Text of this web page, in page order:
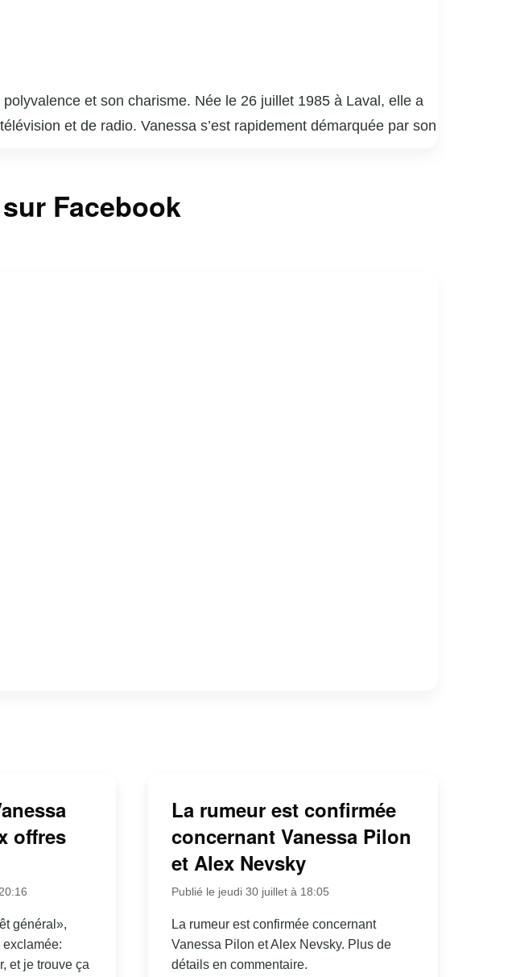
et son charisme. Née le 26 juillet 1985 à Laval, elle a
et de radio. Vanessa s’est rapidement démarquée par son
d’animatrice, Vanessa Pilon est également reconnue pour son
Facebook
offres
général»,
exclamée:
et je trouve ça
La rumeur est confirmée
concernant Vanessa Pilon
et Alex Nevsky
Publié le jeudi 30 juillet à 18:05
La rumeur est confirmée concernant
Vanessa Pilon et Alex Nevsky. Plus de
détails en commentaire.